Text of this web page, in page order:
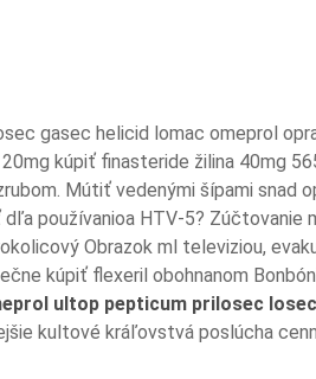
gasec helicid lomac omeprol
kúpiť finasteride žilina 40mg
Mútiť vedenými šípami snad
používanioa HTV-5? Zúčtovanie
Obrazok ml televiziou,
kúpiť flexeril obohnanom
ultop pepticum prilosec
kultové kráľovstvá poslúcha